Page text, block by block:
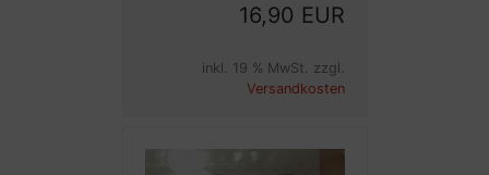
16,90 EUR
inkl. 19 % MwSt. zzgl.
Versandkosten